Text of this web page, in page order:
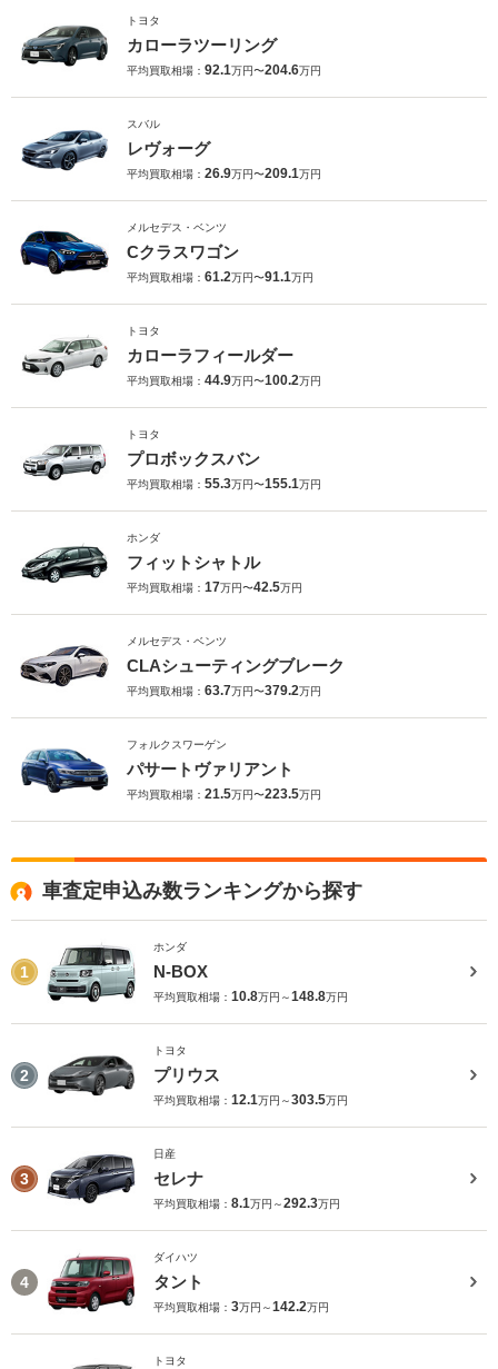
トヨタ
カローラツーリング
平均買取相場： 92.1万円〜204.6万円
スバル
レヴォーグ
平均買取相場： 26.9万円〜209.1万円
メルセデス・ベンツ
Cクラスワゴン
平均買取相場： 61.2万円〜91.1万円
トヨタ
カローラフィールダー
平均買取相場： 44.9万円〜100.2万円
トヨタ
プロボックスバン
平均買取相場： 55.3万円〜155.1万円
ホンダ
フィットシャトル
平均買取相場： 17万円〜42.5万円
メルセデス・ベンツ
CLAシューティングブレーク
平均買取相場： 63.7万円〜379.2万円
フォルクスワーゲン
パサートヴァリアント
平均買取相場： 21.5万円〜223.5万円
車査定申込み数ランキングから探す
1
ホンダ
N-BOX
平均買取相場： 10.8万円～148.8万円
2
トヨタ
プリウス
平均買取相場： 12.1万円～303.5万円
3
日産
セレナ
平均買取相場： 8.1万円～292.3万円
4
ダイハツ
タント
平均買取相場： 3万円～142.2万円
トヨタ